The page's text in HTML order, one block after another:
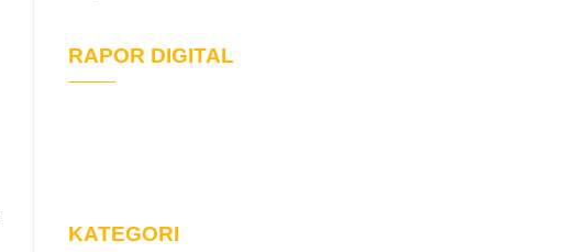
RAPOR DIGITAL
KATEGORI